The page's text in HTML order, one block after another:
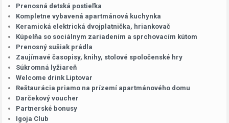
Prenosná detská postieľka
Kompletne vybavená apartmánová kuchynka
Keramická elektrická dvojplatnička, hriankovač
Kúpelňa so sociálnym zariadením a sprchovacím kútom
Prenosný sušiak prádla
Zaujímavé časopisy, knihy, stolové spoločenské hry
Súkromná lyžiareň
Welcome drink Liptovar
Reštaurácia priamo na prízemí apartmánového domu
Darčekový voucher
Partnerské bonusy
Igoja Club